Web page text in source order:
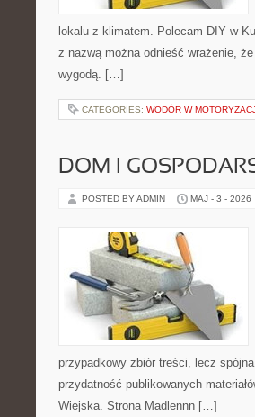
lokalu z klimatem. Polecam DIY w
z nazwą można odnieść wrażenie,
wygodą. […]
CATEGORIES: WODÓR W
DOM I
POSTED BY ADMIN MAJ - 3 - 2026
przypadkowy zbiór treści, lecz
przydatność publikowanych
Wiejska. Strona Madlennn […]